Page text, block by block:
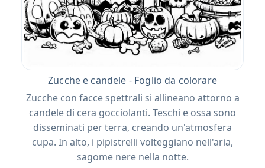
Zucche e candele - Foglio da colorare
Zucche con facce spettrali si allineano attorno a
candele di cera gocciolanti. Teschi e ossa sono
disseminati per terra, creando un'atmosfera
cupa. In alto, i pipistrelli volteggiano nell'aria,
sagome nere nella notte.